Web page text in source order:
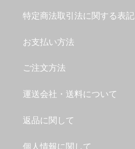
特定商法取引法に関する表記
お支払い方法
ご注文方法
運送会社・送料について
返品に関して
個人情報に関して